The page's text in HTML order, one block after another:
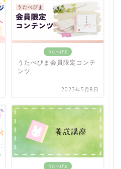
うたべびま
うたべびま会員限定コンテ
ンツ
2023年5月8日
うたべびま